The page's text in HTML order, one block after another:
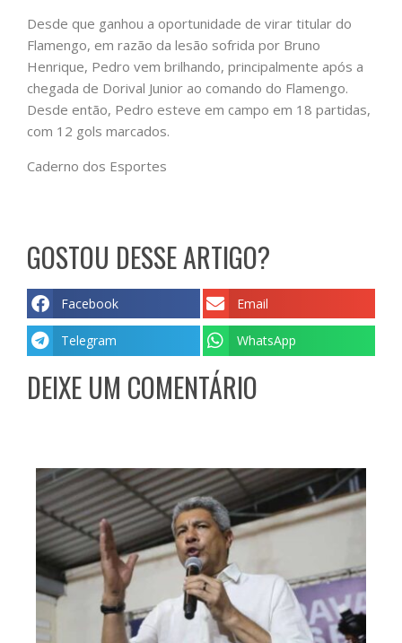
Desde que ganhou a oportunidade de virar titular do
Flamengo, em razão da lesão sofrida por Bruno
Henrique, Pedro vem brilhando, principalmente após a
chegada de Dorival Junior ao comando do Flamengo.
Desde então, Pedro esteve em campo em 18 partidas,
com 12 gols marcados.
Caderno dos Esportes
GOSTOU DESSE ARTIGO?
Facebook Email
Telegram WhatsApp
DEIXE UM COMENTÁRIO